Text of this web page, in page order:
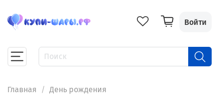
Войти
Главная День рождения